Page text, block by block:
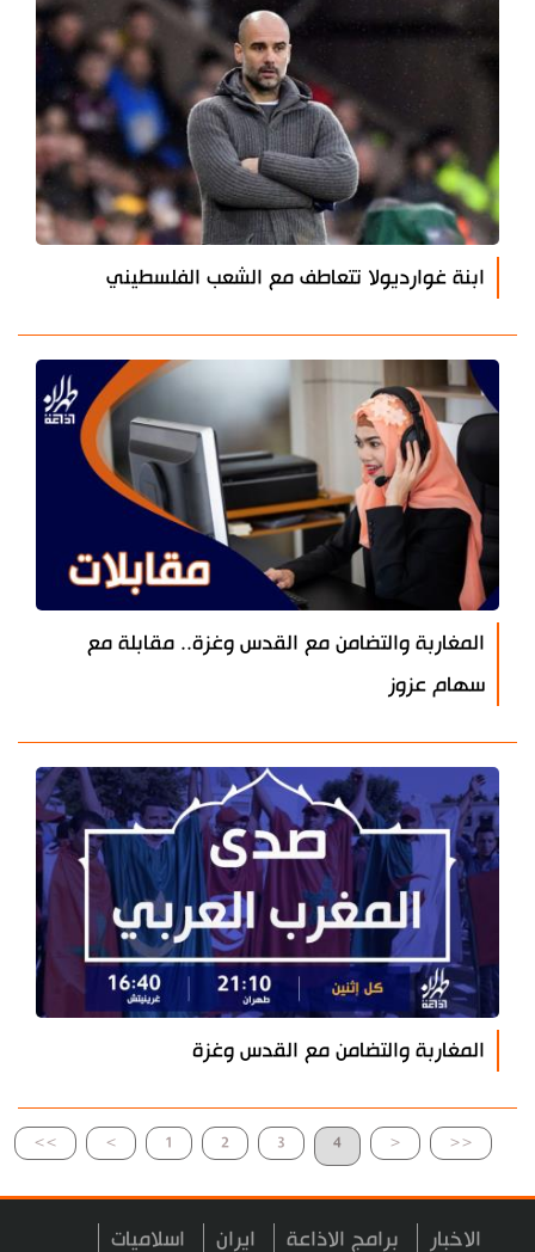
ابنة غوارديولا تتعاطف مع الشعب الفلسطيني
المغاربة والتضامن مع القدس وغزة.. مقابلة مع
سهام عزوز
المغاربة والتضامن مع القدس وغزة
>> > 1 2 3 4 < <<
الاخبار برامج الاذاعة ايران اسلاميات